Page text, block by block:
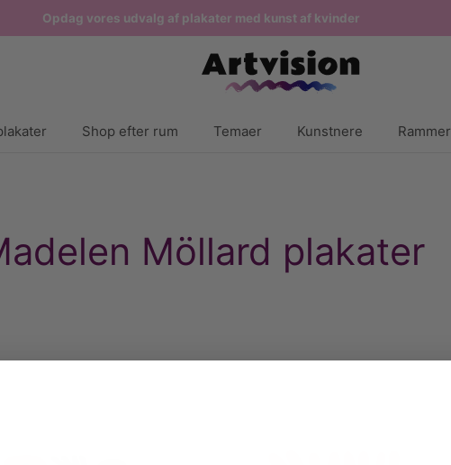
Opdag vores udvalg af plakater med kunst af kvinder
Shop efter rum Temaer Kunstnere Rammer
Möllard plakater